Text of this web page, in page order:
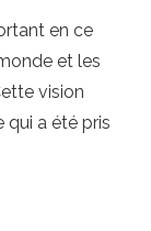
en ce
et les
vision
qui a été pris